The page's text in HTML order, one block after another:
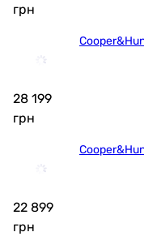
грн
28 199
грн
22 899
грн